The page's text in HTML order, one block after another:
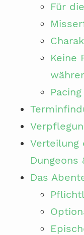
Für
Keine
Pacing
Verteilung
Dungeons
Das